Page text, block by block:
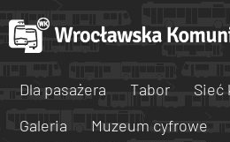
Dla pasażera Tabor
Sieć
Galeria
Muzeum cyfrowe